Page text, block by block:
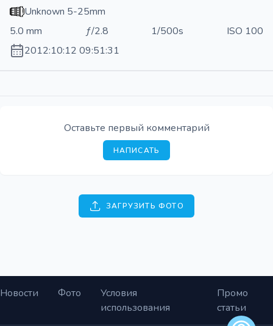
Unknown 5-25mm
5.0 mm
ƒ/2.8 1/500s
ISO 100
2012:10:12 09:51:31
Оставьте первый комментарий
НАПИСАТЬ
ЗАГРУЗИТЬ ФОТО
Новости Фото
Условия
использования
Промо
статьи